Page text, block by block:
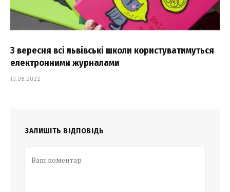
З вересня всі львівські школи користуватимуться
електронними журналами
10.08.2022
ЗАЛИШІТЬ ВІДПОВІДЬ